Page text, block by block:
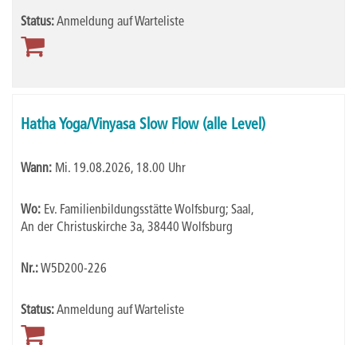
Status:Anmeldung auf Warteliste
Hatha Yoga/Vinyasa Slow Flow (alle Level)
Wann: Mi. 19.08.2026, 18.00 Uhr
Wo: Ev. Familienbildungsstätte Wolfsburg; Saal,
An der Christuskirche 3a, 38440 Wolfsburg
Nr.:W5D200-226
Status:Anmeldung auf Warteliste